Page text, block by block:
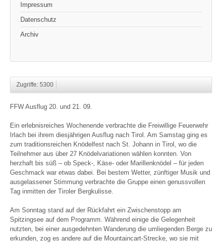
Impressum
Datenschutz
Archiv
Zugriffe: 5300
FFW Ausflug 20. und 21. 09.
Ein erlebnisreiches Wochenende verbrachte die Freiwillige Feuerwehr
Irlach bei ihrem diesjährigen Ausflug nach Tirol. Am Samstag ging es
zum traditionsreichen Knödelfest nach St. Johann in Tirol, wo die
Teilnehmer aus über 27 Knödelvariationen wählen konnten. Von
herzhaft bis süß – ob Speck-, Käse- oder Marillenknödel – für jeden
Geschmack war etwas dabei. Bei bestem Wetter, zünftiger Musik und
ausgelassener Stimmung verbrachte die Gruppe einen genussvollen
Tag inmitten der Tiroler Bergkulisse.
Am Sonntag stand auf der Rückfahrt ein Zwischenstopp am
Spitzingsee auf dem Programm. Während einige die Gelegenheit
nutzten, bei einer ausgedehnten Wanderung die umliegenden Berge zu
erkunden, zog es andere auf die Mountaincart-Strecke, wo sie mit